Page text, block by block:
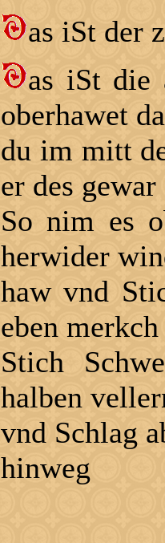
as iSt der
as iSt die
oberhawet
du im mitt
er des gewar
So nim es
herwider
haw vnd
eben
Stich
halben
vnd Schlag
hinweg